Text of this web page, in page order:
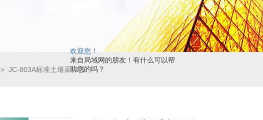
欢迎您！
来自局域网的朋友！有什么可以帮
助您的吗？
> JC-803A标准土壤采样器